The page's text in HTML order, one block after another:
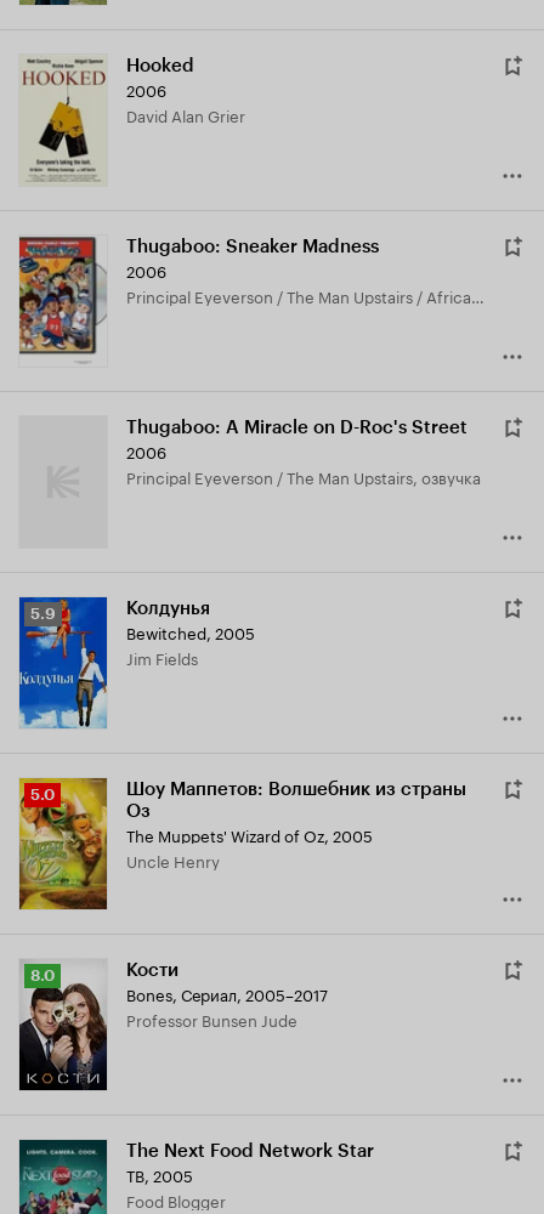
Hooked
2006
David Alan Grier
Thugaboo: Sneaker Madness
2006
Principal Eyeverson / The Man Upstairs / Africans, озвучка
Thugaboo: A Miracle on D-Roc's Street
2006
Principal Eyeverson / The Man Upstairs, озвучка
Рейтинг
Кинопоиска
5.9
5.9 Колдунья
Bewitched, 2005
Jim Fields
Рейтинг
Кинопоиска
5.0
5.0
Шоу Маппетов: Волшебник из страны
Оз
The Muppets' Wizard of Oz, 2005
Uncle Henry
Рейтинг
Кинопоиска
8.0
8.0 Кости
Bones, Сериал, 2005–2017
Professor Bunsen Jude
The Next Food Network Star
ТВ, 2005
Food Blogger